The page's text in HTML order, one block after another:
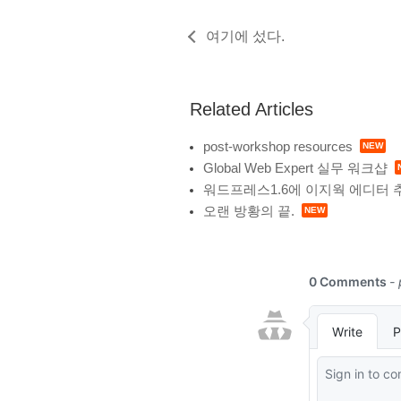
여기에 섰다.
Related Articles
post-workshop resources
Global Web Expert 실무 워크샵
워드프레스1.6에 이지웍 에디터
오랜 방황의 끝.